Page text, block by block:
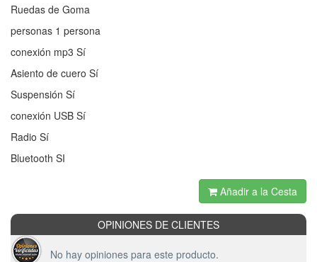
Ruedas de Goma
personas 1 persona
conexión mp3 Sí
Asiento de cuero Sí
Suspensión Sí
conexión USB Sí
Radio Sí
Bluetooth SI
Añadir a la Cesta
OPINIONES DE CLIENTES
No hay opiniones para este producto.